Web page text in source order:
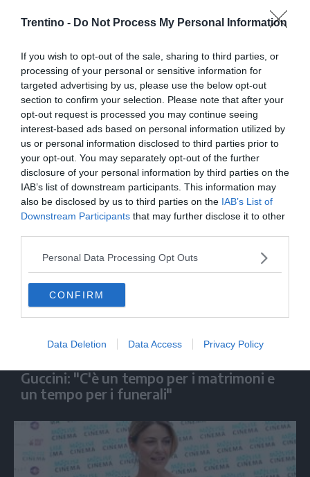
Trentino - Do Not Process My Personal Information
If you wish to opt-out of the sale, sharing to third parties, or
processing of your personal or sensitive information for
targeted advertising by us, please use the below opt-out
section to confirm your selection. Please note that after your
opt-out request is processed you may continue seeing
interest-based ads based on personal information utilized by
us or personal information disclosed to third parties prior to
your opt-out. You may separately opt-out of the further
disclosure of your personal information by third parties on the
IAB’s list of downstream participants. This information may
also be disclosed by us to third parties on the IAB’s List of
Downstream Participants that may further disclose it to other
Personal Data Processing Opt Outs
CONFIRM
Data Deletion Data Access Privacy Policy
Francesco Guccini racconta le sue canzoni
da osteria attraverso le culture
Guccini: "C'è un tempo per i matrimoni e
un tempo per i funerali"